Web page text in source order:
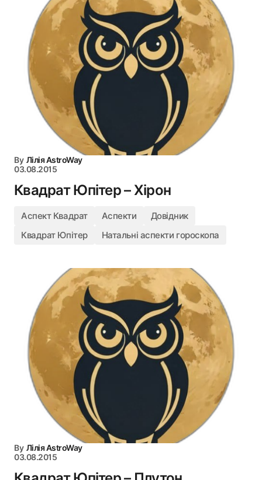
By Лілія AstroWay
03.08.2015
Квадрат Юпітер – Хірон
Аспект Квадрат Аспекти
Довідник
Квадрат Юпітер
Натальні аспекти гороскопа
By Лілія AstroWay
03.08.2015